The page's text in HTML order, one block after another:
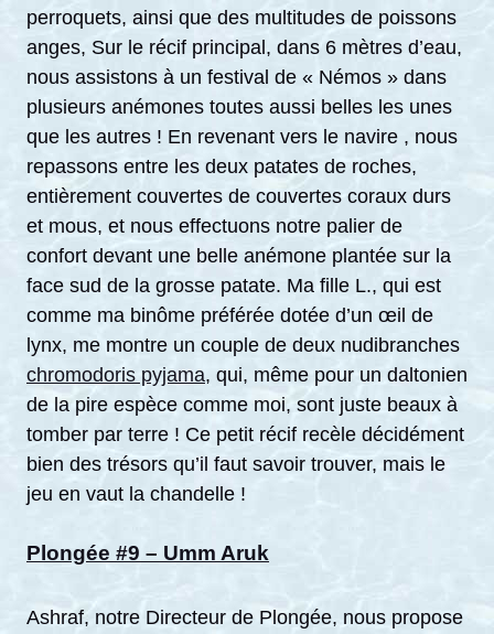
perroquets, ainsi que des multitudes de poissons
anges, Sur le récif principal, dans 6 mètres d’eau,
nous assistons à un festival de « Némos » dans
plusieurs anémones toutes aussi belles les unes
que les autres ! En revenant vers le navire , nous
repassons entre les deux patates de roches,
entièrement couvertes de couvertes coraux durs
et mous, et nous effectuons notre palier de
confort devant une belle anémone plantée sur la
face sud de la grosse patate. Ma fille L., qui est
comme ma binôme préférée dotée d’un œil de
lynx, me montre un couple de deux nudibranches
chromodoris pyjama, qui, même pour un daltonien
de la pire espèce comme moi, sont juste beaux à
tomber par terre ! Ce petit récif recèle décidément
bien des trésors qu’il faut savoir trouver, mais le
jeu en vaut la chandelle !
Plongée #9 – Umm Aruk
Ashraf, notre Directeur de Plongée, nous propose